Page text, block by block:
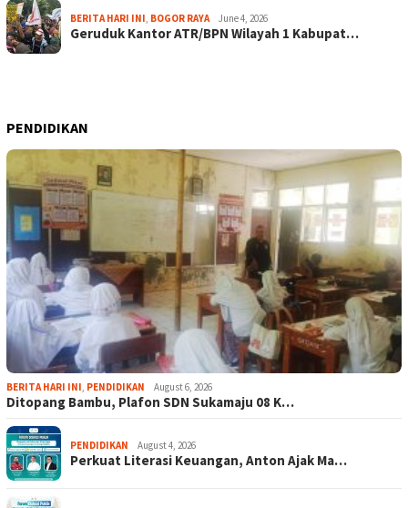
BERITA HARI INI, BOGOR RAYA June 4, 2026
Geruduk Kantor ATR/BPN Wilayah 1 Kabupat…
PENDIDIKAN
BERITA HARI INI, PENDIDIKAN August 6, 2026
Ditopang Bambu, Plafon SDN Sukamaju 08 K…
PENDIDIKAN August 4, 2026
Perkuat Literasi Keuangan, Anton Ajak Ma…